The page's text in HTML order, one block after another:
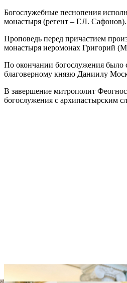
Богослужебные песнопения
монастыря (регент ‒ Г.Л. Сафонов).
Проповедь перед причастием
монастыря иеромонах Григорий
По окончании богослужения было
благоверному князю Даниилу
В завершение митрополит
богослужения с архипастырским